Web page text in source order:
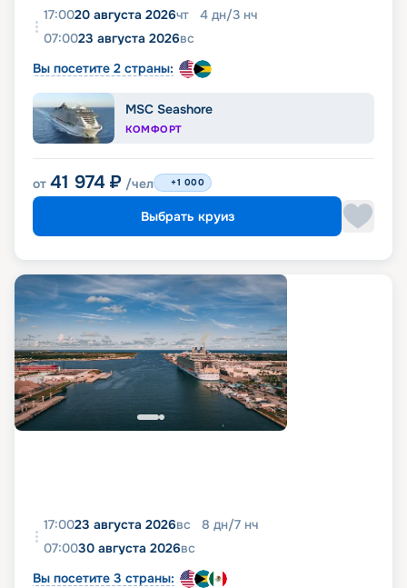
17:0020 августа 2026чт 4 дн/3 нч
07:0023 августа 2026вс
Вы посетите 2 страны:
MSC Seashore
КОМФОРТ
от 41 974 ₽ /чел +1 000
Выбрать круиз
17:0023 августа 2026вс 8 дн/7 нч
07:0030 августа 2026вс
Вы посетите 3 страны: